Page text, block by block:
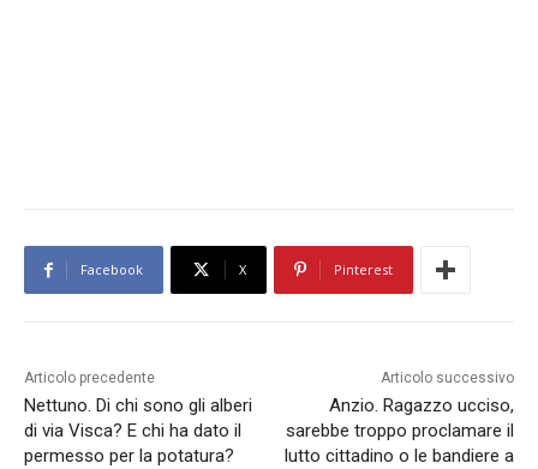
Facebook X Pinterest
Articolo precedente
Nettuno. Di chi sono gli alberi
di via Visca? E chi ha dato il
permesso per la potatura?
Articolo successivo
Anzio. Ragazzo ucciso,
sarebbe troppo proclamare il
lutto cittadino o le bandiere a